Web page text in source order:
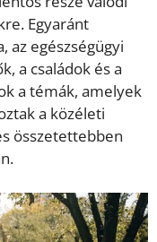
Egyaránt
az egészségügyi
a családok és a
a témák, amelyek
a közéleti
összetettebben